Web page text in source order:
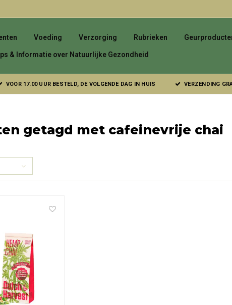
Voeding Verzorging Rubrieken
& Informatie over Natuurlijke Gezondheid
VOOR 17.00 UUR BESTELD, DE VOLGENDE DAG IN HUIS VERZENDING
getagd met cafeinevrije chai